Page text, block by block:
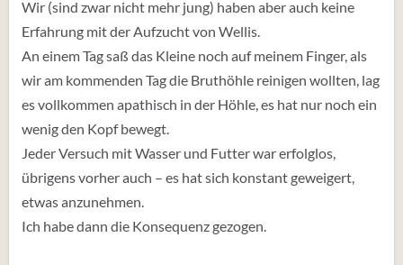
Wir (sind zwar nicht mehr jung) haben aber auch keine
Erfahrung mit der Aufzucht von Wellis.
An einem Tag saß das Kleine noch auf meinem Finger, als
wir am kommenden Tag die Bruthöhle reinigen wollten, lag
es vollkommen apathisch in der Höhle, es hat nur noch ein
wenig den Kopf bewegt.
Jeder Versuch mit Wasser und Futter war erfolglos,
übrigens vorher auch – es hat sich konstant geweigert,
etwas anzunehmen.
Ich habe dann die Konsequenz gezogen.